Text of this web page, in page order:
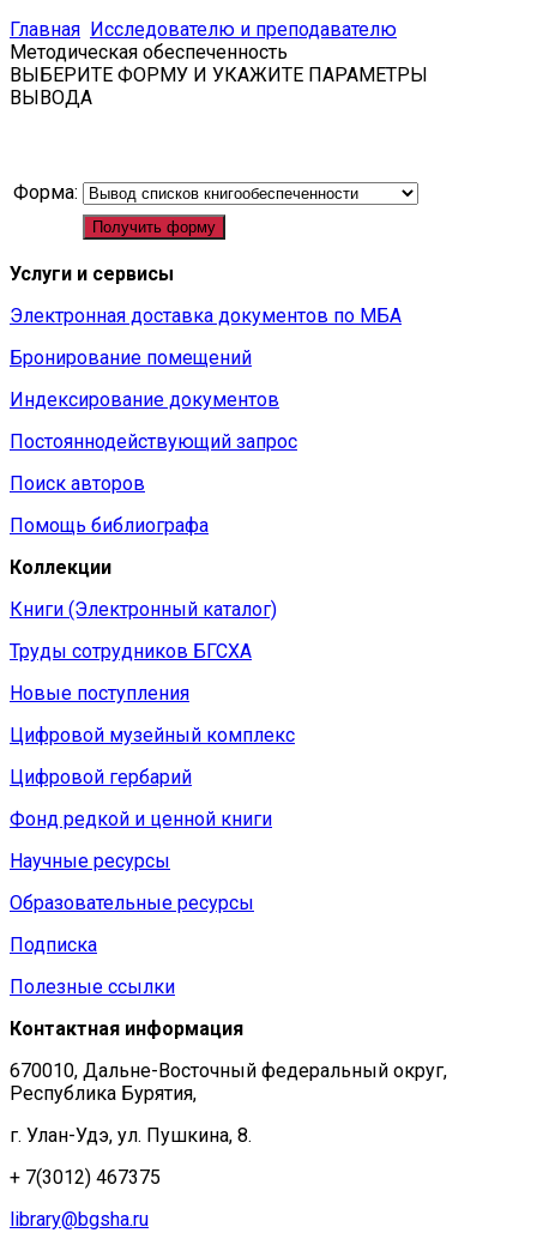
Главная Исследователю и преподавателю
Методическая обеспеченность
ВЫБЕРИТЕ ФОРМУ И УКАЖИТЕ ПАРАМЕТРЫ
ВЫВОДА
Форма:
Получить форму
Услуги и сервисы
Электронная доставка документов по МБА
Бронирование помещений
Индексирование документов
Постояннодействующий запрос
Поиск авторов
Помощь библиографа
Коллекции
Книги (Электронный каталог)
Труды сотрудников БГСХА
Новые поступления
Цифровой музейный комплекс
Цифровой гербарий
Фонд редкой и ценной книги
Научные ресурсы
Образовательные ресурсы
Подписка
Полезные ссылки
Контактная информация
670010, Дальне-Восточный федеральный округ,
Республика Бурятия,
г. Улан-Удэ, ул. Пушкина, 8.
+ 7(3012) 467375
library@bgsha.ru